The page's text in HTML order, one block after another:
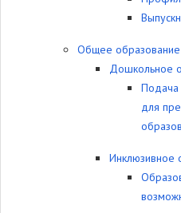
Общее образование
Дошкольное
Подача
для
Инклюзивное